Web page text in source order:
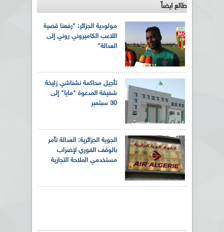
طالع ايضاً
مولودية الجزائر: "رفعنا قضية
اللاعب الكاميروني روني إلى
العدالة"
تأجيل محاكمة نشناشي زليخة
شفيقة المدعوة "مايا" إلى
30 سبتمبر
الجوية الجزائرية: العدالة تأمر
بالوقف الفوري لإضراب
مستخدمي الملاحة التجارية